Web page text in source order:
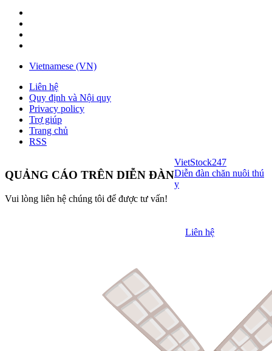
Vietnamese (VN)
Liên hệ
Quy định và Nội quy
Privacy policy
Trợ giúp
Trang chủ
RSS
QUẢNG CÁO TRÊN DIỄN ĐÀN
Vui lòng liên hệ chúng tôi để được tư vấn!
Liên hệ
VietStock247
Diễn đàn chăn nuôi thú
y